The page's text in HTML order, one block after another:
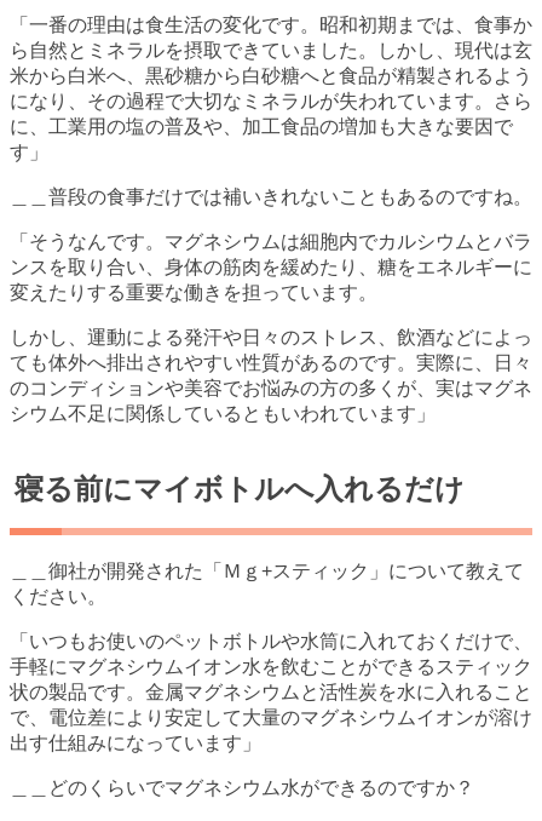
「一番の理由は食生活の変化です。昭和初期までは、食事か
ら自然とミネラルを摂取できていました。しかし、現代は玄
米から白米へ、黒砂糖から白砂糖へと食品が精製されるよう
になり、その過程で大切なミネラルが失われています。さら
に、工業用の塩の普及や、加工食品の増加も大きな要因で
す」
＿＿普段の食事だけでは補いきれないこともあるのですね。
「そうなんです。マグネシウムは細胞内でカルシウムとバラ
ンスを取り合い、身体の筋肉を緩めたり、糖をエネルギーに
変えたりする重要な働きを担っています。
しかし、運動による発汗や日々のストレス、飲酒などによっ
ても体外へ排出されやすい性質があるのです。実際に、日々
のコンディションや美容でお悩みの方の多くが、実はマグネ
シウム不足に関係しているともいわれています」
寝る前にマイボトルへ入れるだけ
＿＿御社が開発された「Ｍｇ+スティック」について教えて
ください。
「いつもお使いのペットボトルや水筒に入れておくだけで、
手軽にマグネシウムイオン水を飲むことができるスティック
状の製品です。金属マグネシウムと活性炭を水に入れること
で、電位差により安定して大量のマグネシウムイオンが溶け
出す仕組みになっています」
＿＿どのくらいでマグネシウム水ができるのですか？